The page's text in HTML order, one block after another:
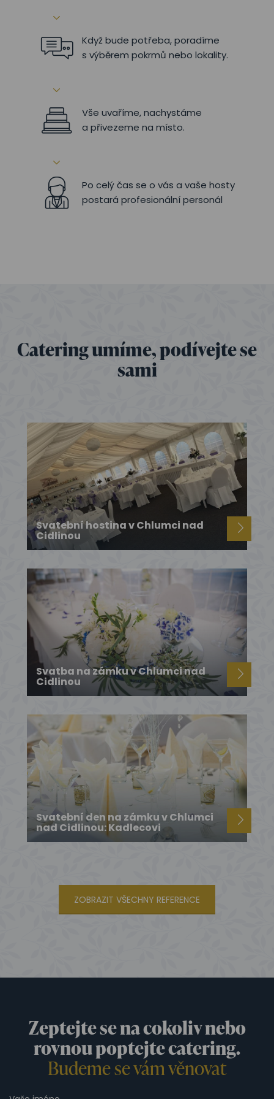
Když bude potřeba, poradíme
s výběrem pokrmů nebo lokality.
Vše uvaříme, nachystáme
a přivezeme na místo.
Po celý čas se o vás a vaše hosty
postará profesionální personál
Catering umíme, podívejte se
sami
Svatební hostina v Chlumci nad
Cidlinou
Svatba na zámku v Chlumci nad
Cidlinou
Svatební den na zámku v Chlumci
nad Cidlinou: Kadlecovi
ZOBRAZIT VŠECHNY REFERENCE
Zeptejte se na cokoliv nebo
rovnou poptejte catering.
Budeme se vám věnovat